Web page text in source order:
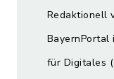
Redaktionell
BayernPortal
für Digitales